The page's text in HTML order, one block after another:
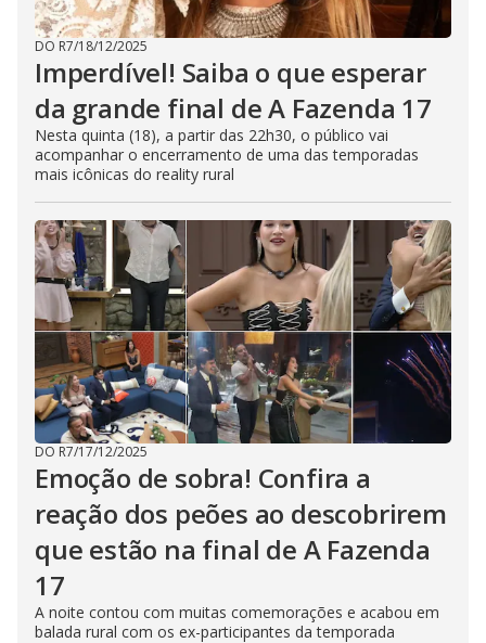
DO R7/18/12/2025
Imperdível! Saiba o que esperar
da grande final de A Fazenda 17
Nesta quinta (18), a partir das 22h30, o público vai
acompanhar o encerramento de uma das temporadas
mais icônicas do reality rural
DO R7/17/12/2025
Emoção de sobra! Confira a
reação dos peões ao descobrirem
que estão na final de A Fazenda
17
A noite contou com muitas comemorações e acabou em
balada rural com os ex-participantes da temporada